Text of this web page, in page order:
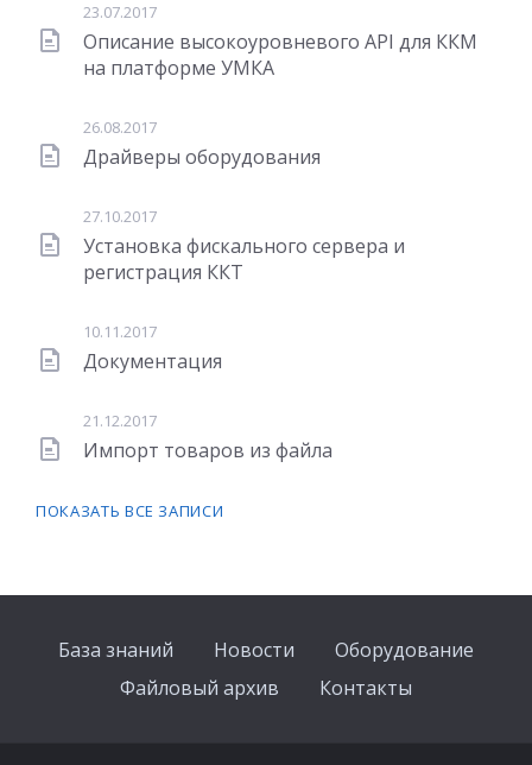
23.07.2017
Описание высокоуровневого API для ККМ
на платформе УМКА
26.08.2017
Драйверы оборудования
27.10.2017
Установка фискального сервера и
регистрация ККТ
10.11.2017
Документация
21.12.2017
Импорт товаров из файла
ПОКАЗАТЬ ВСЕ ЗАПИСИ
База знаний Новости
Оборудование
Файловый архив
Контакты